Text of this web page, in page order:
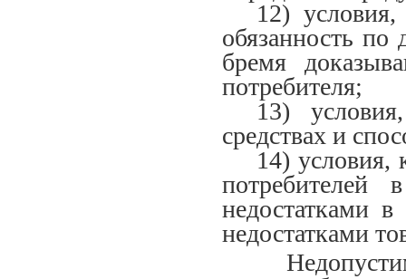
12) условия,
обязанность по
бремя
потребителя;
13)
средствах и
14) условия,
потребителей
недостатками
недостатками